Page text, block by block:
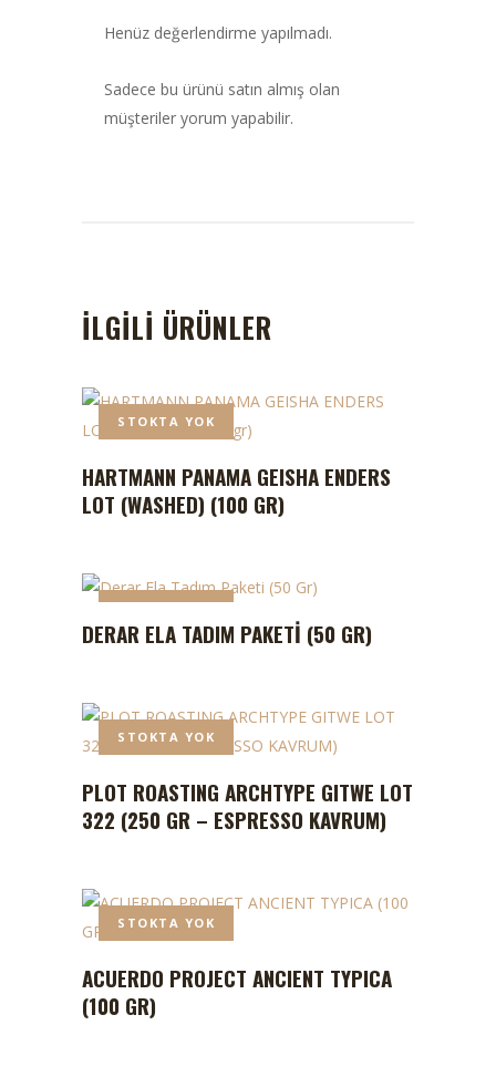
Henüz değerlendirme yapılmadı.
Sadece bu ürünü satın almış olan
müşteriler yorum yapabilir.
İLGILI ÜRÜNLER
STOKTA YOK
HARTMANN PANAMA GEISHA ENDERS
LOT (WASHED) (100 GR)
STOKTA YOK
DERAR ELA TADIM PAKETI (50 GR)
STOKTA YOK
PLOT ROASTING ARCHTYPE GITWE LOT
322 (250 GR – ESPRESSO KAVRUM)
STOKTA YOK
ACUERDO PROJECT ANCIENT TYPICA
(100 GR)